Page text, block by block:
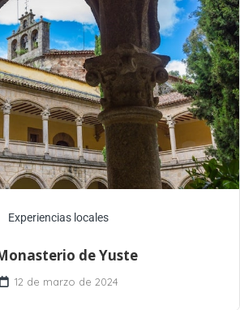
Experiencias locales
de Yuste
12 de marzo de 2024